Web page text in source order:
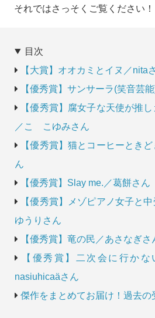
それではさっそくご覧ください！
目次
【大賞】オオカミとイヌ／nita
【優秀賞】サンサーラ(笑音芸
【優秀賞】腐女子な天使が推
／こゝこゆみさん
【優秀賞】猫とコーヒーとき
ん
【優秀賞】Slay me.／葛餅さん
【優秀賞】メゾピアノ女子と
ゆうりさん
【優秀賞】竜の民／あさなぎさ
【優秀賞】二次会に行か
nasiuhicaäさん
傑作をまとめてお届け！過去の